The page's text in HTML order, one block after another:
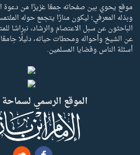
موقع يحوي بين صفحاته جمعًا غزيرًا من دعوة
وبذله المعرفي؛ ليكون منارًا يتجمع حوله
الباحثون عن سبل الاعتصام والرشاد، نبراسًا
عن الشيخ وأحواله ومحطات حياته، دليلًا جامعًا
أسئلة الناس وقضايا المسلمين.
الموقع الرسمي